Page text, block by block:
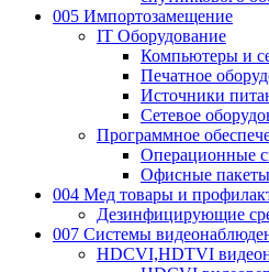
005 Импортозамещение
IT Оборудование
Компьютеры и
Печатное
Источники
Сетевое
Программное
Операционные
Офисные пакеты
004 Мед товары и
Дезинфицирующие
007 Системы
HDCVI,HDTVI